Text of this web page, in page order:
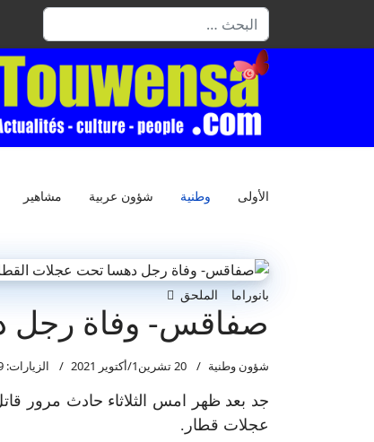
البحث
الأولى وطنية شؤون عربية مشاهير
بانوراما الملحق
صفاقس- وفاة رجل
شؤون وطنية 20 تشرين1/أكتوير 2021 الزيارات: 2709
عجلات قطار.